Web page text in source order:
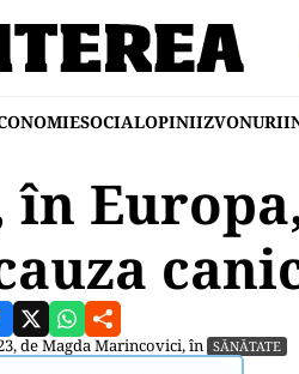
SOCIALOPINIIZVONURI
deMagda Marincovici, în SĂNĂTATE